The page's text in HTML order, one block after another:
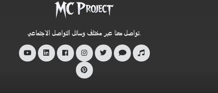
تواصل معنا عبر مختلف وسائل التواصل الاجتماعي.